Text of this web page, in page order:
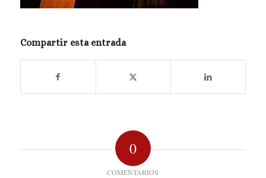
Compartir esta entrada
0
COMENTARIOS